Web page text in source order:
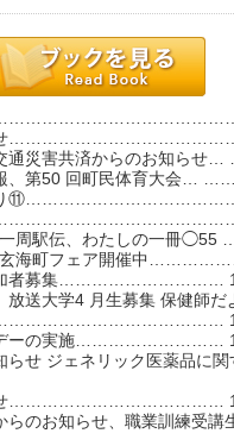
キーワード
佐賀ワード
らせ
通災害共済からのお知らせ…
、第50 回町民体育大会…
より
会
一周駅伝、わたしの一冊◯55
玄海町フェア開催中
加者募集…………………………
放送大学4 月生募集 保健師
………………………………………
デーの実施………………………
せ ジェネリック医薬品に関
らせ…………………………………
らのお知らせ、職業訓練受講
用本棚 ↓↓